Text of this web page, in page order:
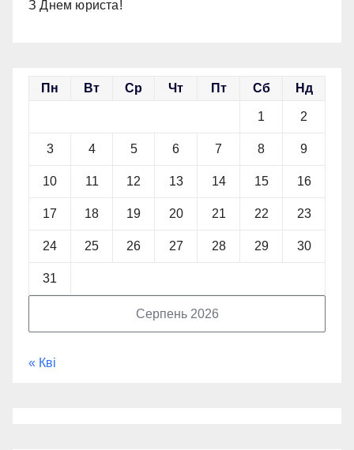
З Днем юриста!
Серпень 2026
Пн Вт Ср Чт Пт Сб Нд
1 2
3 4 5 6 7 8 9
10 11 12 13 14 15 16
17 18 19 20 21 22 23
24 25 26 27 28 29 30
31
« Кві